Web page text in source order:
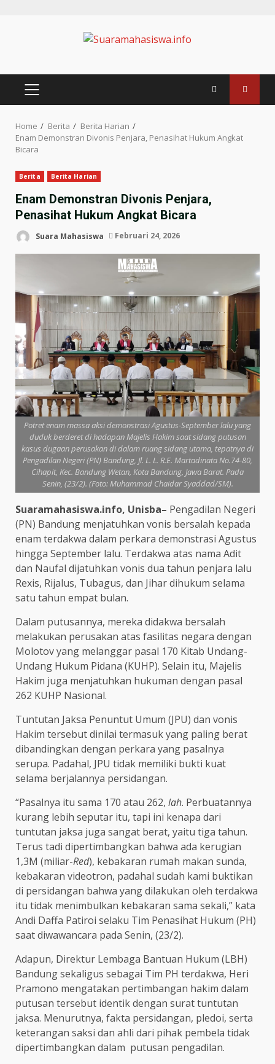
Home Berita
Berita Harian
Enam Demonstran Divonis Penjara, Penasihat Hukum Angkat
Bicara
Berita Berita Harian
Enam Demonstran Divonis Penjara,
Penasihat Hukum Angkat Bicara
Suara Mahasiswa Februari 24, 2026
Potret enam massa aksi demonstrasi Agustus-September lalu yang
duduk berderet di hadapan Majelis Hakim saat sidang putusan
kasus dugaan perusakan di dalam ruang sidang utama, tepatnya di
Pengadilan Negeri (PN) Bandung, Jl. L. L. R.E. Martadinata No.74-80,
Cihapit, Kec. Bandung Wetan, Kota Bandung, Jawa Barat. Pada
Senin, (23/2). (Foto: Muhammad Chaidar Syaddad/SM).
Suaramahasiswa.info, Unisba– Pengadilan Negeri
(PN) Bandung menjatuhkan vonis bersalah kepada
enam terdakwa dalam perkara demonstrasi Agustus
hingga September lalu. Terdakwa atas nama Adit
dan Naufal dijatuhkan vonis dua tahun penjara lalu
Rexis, Rijalus, Tubagus, dan Jihar dihukum selama
satu tahun empat bulan.
Dalam putusannya, mereka didakwa bersalah
melakukan perusakan atas fasilitas negara dengan
Molotov yang melanggar pasal 170 Kitab Undang-
Undang Hukum Pidana (KUHP). Selain itu, Majelis
Hakim juga menjatuhkan hukuman dengan pasal
262 KUHP Nasional.
Tuntutan Jaksa Penuntut Umum (JPU) dan vonis
Hakim tersebut dinilai termasuk yang paling berat
dibandingkan dengan perkara yang pasalnya
serupa. Padahal, JPU tidak memiliki bukti kuat
selama berjalannya persidangan.
“Pasalnya itu sama 170 atau 262, lah. Perbuatannya
kurang lebih seputar itu, tapi ini kenapa dari
tuntutan jaksa juga sangat berat, yaitu tiga tahun.
Terus tadi dipertimbangkan bahwa ada kerugian
1,3M (miliar-Red), kebakaran rumah makan sunda,
kebakaran videotron, padahal sudah kami buktikan
di persidangan bahwa yang dilakukan oleh terdakwa
itu tidak menimbulkan kebakaran sama sekali,” kata
Andi Daffa Patiroi selaku Tim Penasihat Hukum (PH)
saat diwawancara pada Senin, (23/2).
Adapun, Direktur Lembaga Bantuan Hukum (LBH)
Bandung sekaligus sebagai Tim PH terdakwa, Heri
Pramono mengatakan pertimbangan hakim dalam
putusan tersebut identik dengan surat tuntutan
jaksa. Menurutnya, fakta persidangan, pledoi, serta
keterangan saksi dan ahli dari pihak pembela tidak
dipertimbangkan dalam putusan pengadilan.